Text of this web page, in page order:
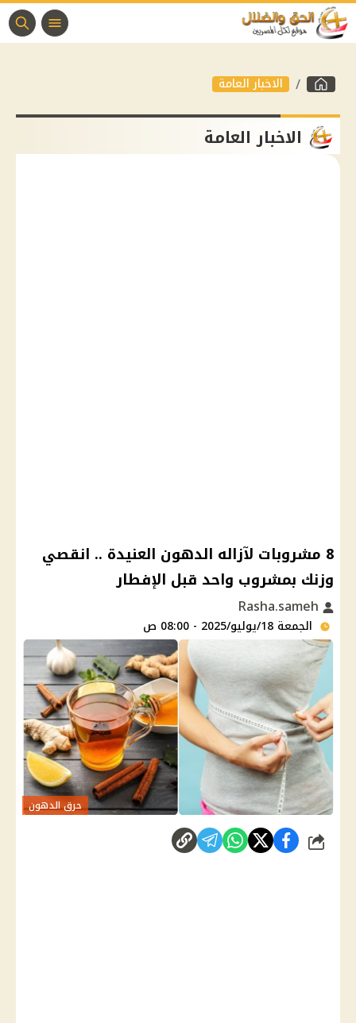
الاخبار العامة
الاخبار العامة
8 مشروبات لآزاله الدهون العنيدة .. انقصي
وزنك بمشروب واحد قبل الإفطار
الجمعة 18/يوليو/2025 - 08:00 ص
حرق الدهون
شارك